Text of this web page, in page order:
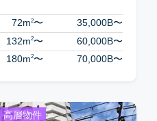
72m2〜 35,000B〜
132m2〜 60,000B〜
180m2〜 70,000B〜
高層物件